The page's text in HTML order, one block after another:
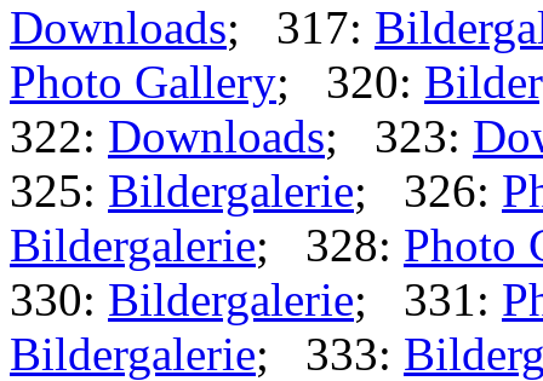
Downloads; 317:
Photo Gallery; 320:
322: Downloads; 323:
325: Bildergalerie; 326:
Bildergalerie; 328: Photo
330: Bildergalerie; 331:
Bildergalerie; 333: